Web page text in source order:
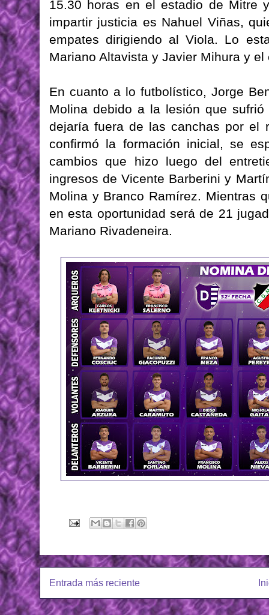
15.30 horas en el estadio de Mitre
impartir justicia es Nahuel Viñas,
empates dirigiendo al Viola. Lo
Mariano Altavista y Javier Mihura y
En cuanto a lo futbolístico, Jorge
Molina debido a la lesión que
dejaría fuera de las canchas por el
confirmó la formación inicial, se
cambios que hizo luego del
ingresos de Vicente Barberini y
Molina y Branco Ramírez. Mientras
en esta oportunidad será de 21
Mariano Rivadeneira.
Entrada más reciente